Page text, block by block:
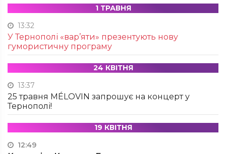
1 ТРАВНЯ
13:32
У Тернополі «вар’яти» презентують нову
гумористичну програму
24 КВІТНЯ
13:37
25 травня MÉLOVIN запрошує на концерт у
Тернополі!
19 КВІТНЯ
12:49